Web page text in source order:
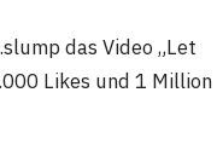
das Video „Let
Likes und 1 Million